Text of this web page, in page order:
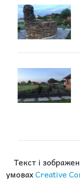
Текст і
умовахCreative